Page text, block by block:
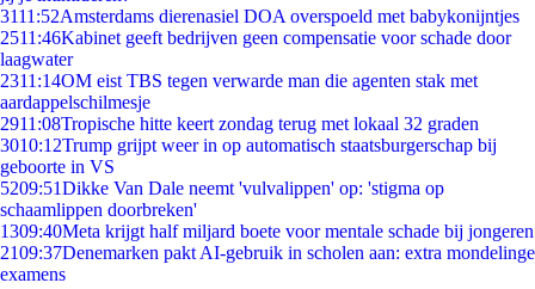
3111:52Amsterdams dierenasiel DOA overspoeld met babykonijntjes
2511:46Kabinet geeft bedrijven geen compensatie voor schade door
laagwater
2311:14OM eist TBS tegen verwarde man die agenten stak met
aardappelschilmesje
2911:08Tropische hitte keert zondag terug met lokaal 32 graden
3010:12Trump grijpt weer in op automatisch staatsburgerschap bij
geboorte in VS
5209:51Dikke Van Dale neemt 'vulvalippen' op: 'stigma op
schaamlippen doorbreken'
1309:40Meta krijgt half miljard boete voor mentale schade bij jongeren
2109:37Denemarken pakt AI-gebruik in scholen aan: extra mondelinge
examens